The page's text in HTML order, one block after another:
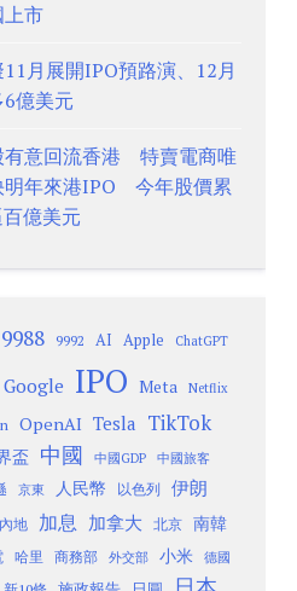
市
月展開IPO預路演、12月
億美元
有意回流香港 特賣電商唯
明年來港IPO 今年股價累
億美元
9988 9992 AI Apple ChatGPT
Google IPO Meta Netflix
OpenAI Tesla TikTok
盃 中國 中國GDP 中國旅客
京東 人民幣 以色列 伊朗
內地 加息 加拿大 北京
南韓
哈里 商務部 外交部 小米 德國